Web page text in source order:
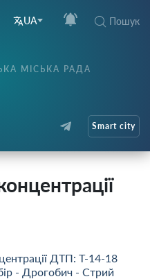
UA Пошук
МІСЬКА РАДА
Smart city
ДТП: Т-14-18
- Дрогобич - Стрий